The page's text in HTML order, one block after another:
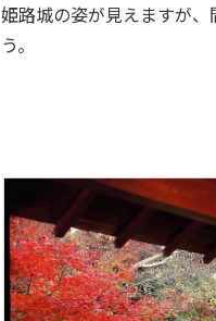
姫路城の姿が見えますが
う。